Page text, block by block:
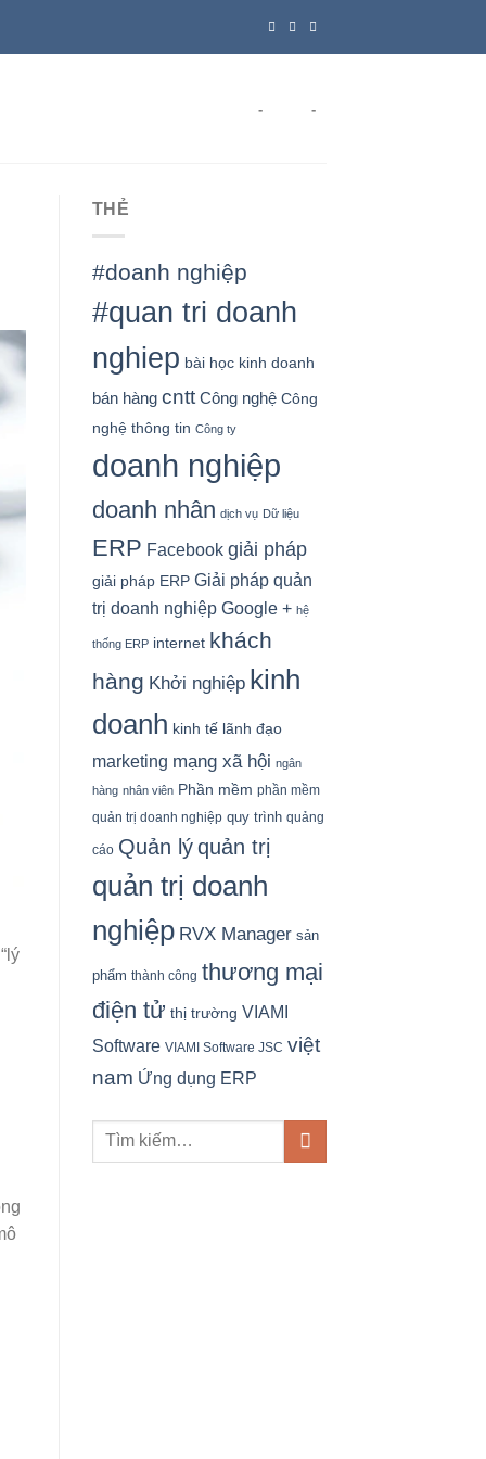
- -
THẺ
#doanh nghiệp
#quan tri doanh
nghiep bài học kinh doanh
bán hàng cntt Công nghệ Công
nghệ thông tin Công ty
doanh nghiệp
doanh nhân dịch vụ Dữ liệu
ERP Facebook giải pháp
giải pháp ERP Giải pháp quản
trị doanh nghiệp Google + hệ
thống ERP internet khách
hàng Khởi nghiệp kinh
doanh kinh tế lãnh đạo
marketing mạng xã hội ngân
hàng nhân viên Phần mềm phần mềm
quản trị doanh nghiệp quy trình quảng
cáo Quản lý quản trị
quản trị doanh
nghiệp RVX Manager sản
phẩm thành công thương mại
điện tử thị trường VIAMI
Software VIAMI Software JSC việt
nam Ứng dụng ERP